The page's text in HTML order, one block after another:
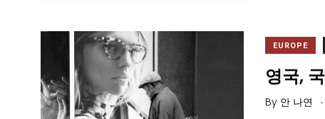
EUROPE
영국,
By 안 나연 .